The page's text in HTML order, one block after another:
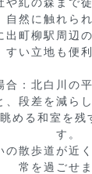
自然に触れら
出町柳駅周辺
すい立地も便利
合：北白川の
、段差を減ら
める和室を残
す。
の散歩道が近
常を過ごせま